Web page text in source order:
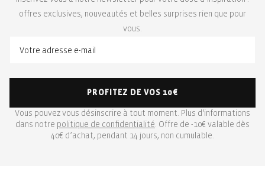
offres exclusives, nouveautés et belles surprises rien que pour
vous.
PROFITEZ DE VOS 10€
Vous pouvez vous désinscrire à tout moment. Plus d'informations
dans notre politique de confidentialité . Offre de -10€ valable dès
40€ d’achat, pendant 14 jours, non cumulable.